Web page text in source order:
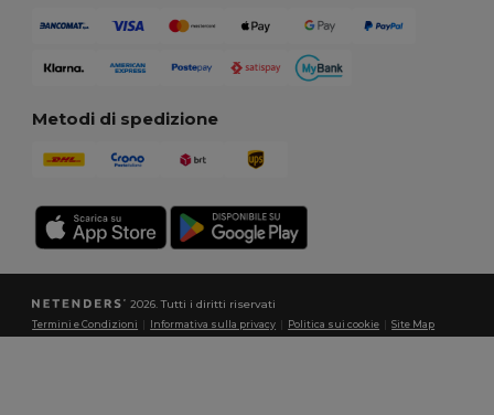
Metodi di spedizione
2026. Tutti i diritti riservati
Termini e Condizioni Informativa sulla privacy Politica sui cookie |Site Map